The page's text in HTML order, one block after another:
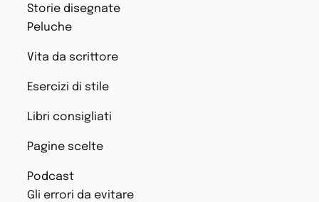
Storie disegnate
Peluche
Vita da scrittore
Esercizi di stile
Libri consigliati
Pagine scelte
Podcast
Gli errori da evitare